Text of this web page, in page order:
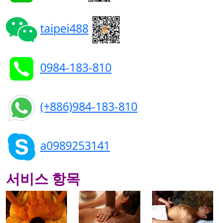
taipei488
0984-183-810
(+886)984-183-810
a0989253141
서비스 항목
500x500 500x500 500x500